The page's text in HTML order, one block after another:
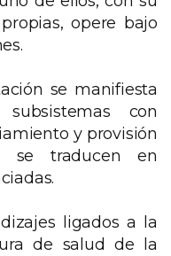
opere bajo
se manifiesta
con
y provisión
se traducen en
ligados a la
de salud de la